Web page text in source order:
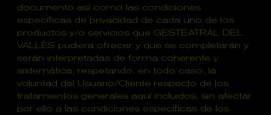
documento así como las condiciones
específicas de privacidad de cada uno de los
productos y/o servicios que GESTEATRAL DEL
VALLÈS pudiera ofrecer y que se completarán y
serán interpretadas de forma coherente y
sistemática, respetando, en todo caso, la
voluntad del Usuario/Cliente respecto de los
tratamientos generales aquí incluidos, sin afectar
por ello a las condiciones específicas de los